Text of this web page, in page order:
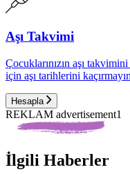
Aşı Takvimi
Çocuklarınızın aşı
için aşı tarihlerini
Hesapla
REKLAM advertisement1
İlgili Haberler